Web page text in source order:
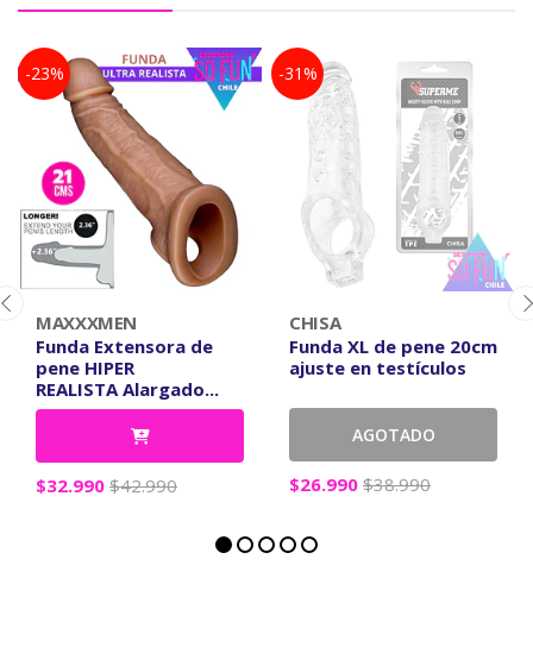
-23%
MAXXXMEN
Funda Extensora de
pene HIPER
REALISTA Alargado...
$32.990 $42.990
-31%
CHISA
Funda XL de pene 20cm
ajuste en testículos
AGOTADO
$26.990 $38.990